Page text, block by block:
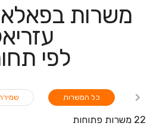
משרות
לפי
כל המשרות
22 משרות פתוחות